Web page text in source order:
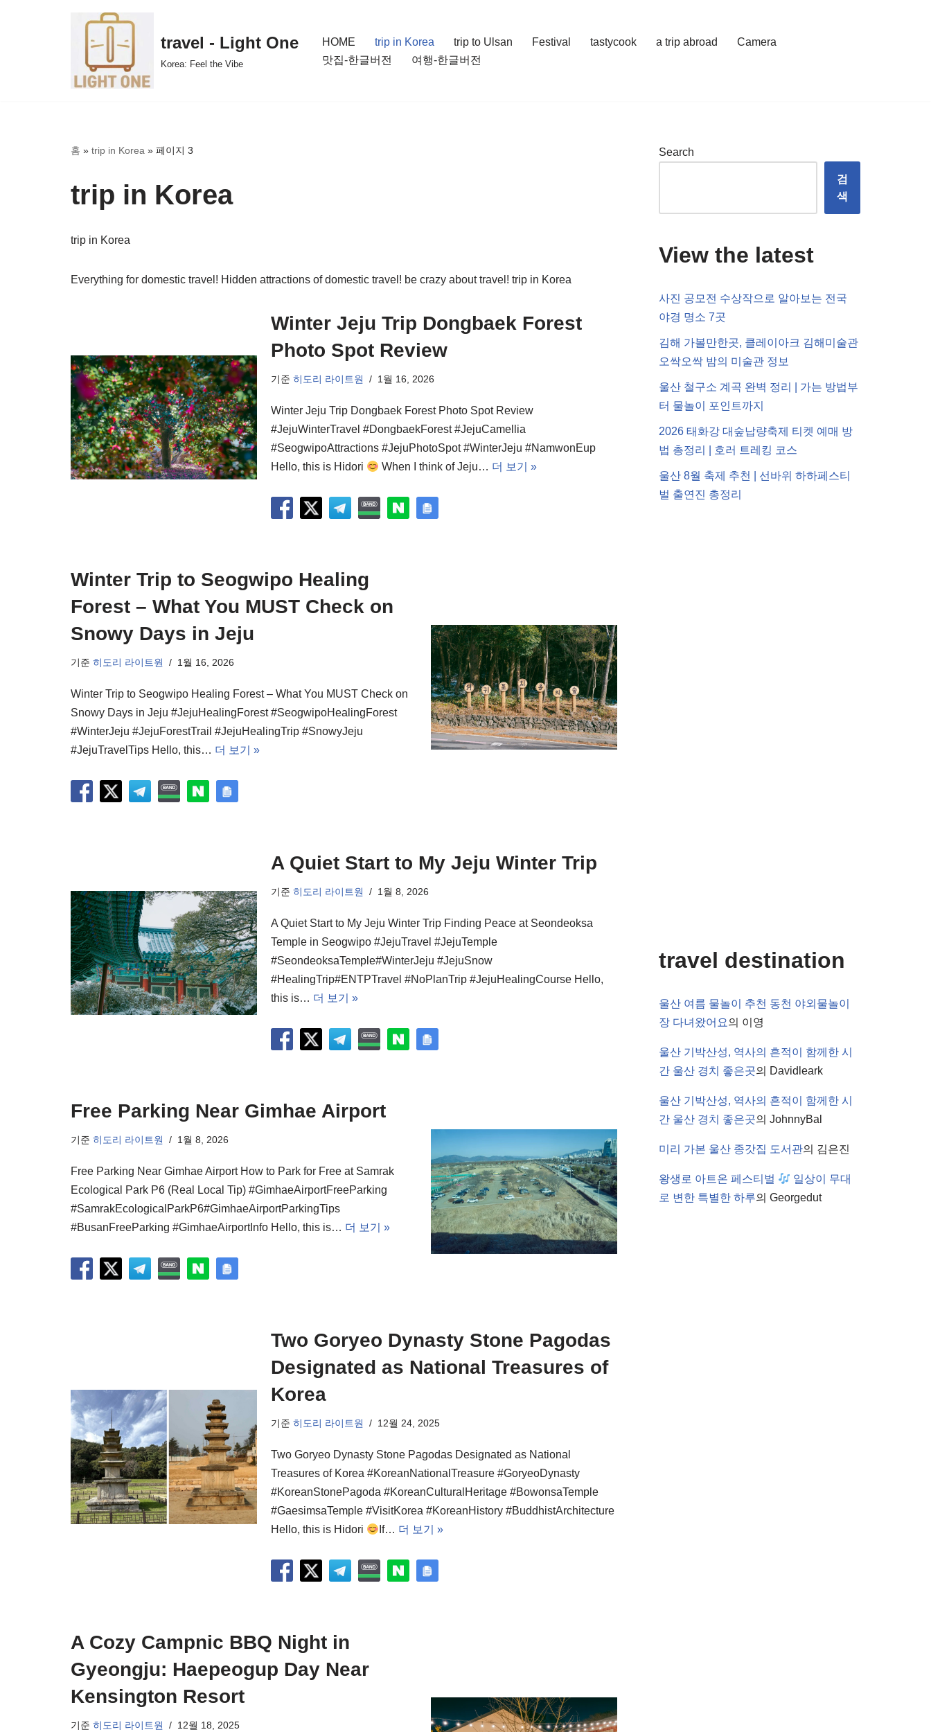
travel - Light One
Korea: Feel the Vibe
HOME trip in Korea trip to Ulsan Festival tastycook a trip abroad
Camera
맛집-한글버전
여행-한글버전
홈 » trip in Korea » 페이지 3
trip in Korea
trip in Korea
Everything for domestic travel! Hidden attractions of domestic travel! be crazy about travel! trip in Korea
Winter Jeju Trip Dongbaek Forest
Photo Spot Review
기준히도리 라이트원 1월 16, 2026
Winter Jeju Trip Dongbaek Forest Photo Spot Review
#JejuWinterTravel #DongbaekForest #JejuCamellia
#SeogwipoAttractions #JejuPhotoSpot #WinterJeju #NamwonEup
Hello, this is Hidori
When I think of Jeju… 더 보기 »
Winter Trip to Seogwipo Healing
Forest – What You MUST Check on
Snowy Days in Jeju
기준 히도리 라이트원 1월 16, 2026
Winter Trip to Seogwipo Healing Forest – What You MUST Check on
Snowy Days in Jeju #JejuHealingForest #SeogwipoHealingForest
#WinterJeju #JejuForestTrail #JejuHealingTrip #SnowyJeju
#JejuTravelTips Hello, this… 더 보기 »
A Quiet Start to My Jeju Winter Trip
기준히도리 라이트원 1월 8, 2026
A Quiet Start to My Jeju Winter Trip Finding Peace at Seondeoksa
Temple in Seogwipo #JejuTravel #JejuTemple
#SeondeoksaTemple#WinterJeju #JejuSnow
#HealingTrip#ENTPTravel #NoPlanTrip #JejuHealingCourse Hello,
this is… 더 보기 »
Free Parking Near Gimhae Airport
기준 히도리 라이트원 1월 8, 2026
Free Parking Near Gimhae Airport How to Park for Free at Samrak
Ecological Park P6 (Real Local Tip) #GimhaeAirportFreeParking
#SamrakEcologicalParkP6#GimhaeAirportParkingTips
#BusanFreeParking #GimhaeAirportInfo Hello, this is… 더 보기 »
Two Goryeo Dynasty Stone Pagodas
Designated as National Treasures of
Korea
기준히도리 라이트원 12월 24, 2025
Two Goryeo Dynasty Stone Pagodas Designated as National
Treasures of Korea #KoreanNationalTreasure #GoryeoDynasty
#KoreanStonePagoda #KoreanCulturalHeritage #BowonsaTemple
#GaesimsaTemple #VisitKorea #KoreanHistory #BuddhistArchitecture
Hello, this is Hidori
If… 더 보기 »
A Cozy Campnic BBQ Night in
Gyeongju: Haepeogup Day Near
Kensington Resort
기준 히도리 라이트원 12월 18, 2025
Search
검
색
View the latest
사진 공모전 수상작으로 알아보는 전국
야경 명소 7곳
김해 가볼만한곳, 클레이아크 김해미술관
오싹오싹 밤의 미술관 정보
울산 철구소 계곡 완벽 정리 | 가는 방법부
터 물놀이 포인트까지
2026 태화강 대숲납량축제 티켓 예매 방
법 총정리 | 호러 트레킹 코스
울산 8월 축제 추천 | 선바위 하하페스티
벌 출연진 총정리
travel destination
울산 여름 물놀이 추천 동천 야외물놀이
장 다녀왔어요의 이영
울산 기박산성, 역사의 흔적이 함께한 시
간 울산 경치 좋은곳의 Davidleark
울산 기박산성, 역사의 흔적이 함께한 시
간 울산 경치 좋은곳의 JohnnyBal
미리 가본 울산 종갓집 도서관의 김은진
왕생로 아트온 페스티벌
일상이 무대
로 변한 특별한 하루의 Georgedut